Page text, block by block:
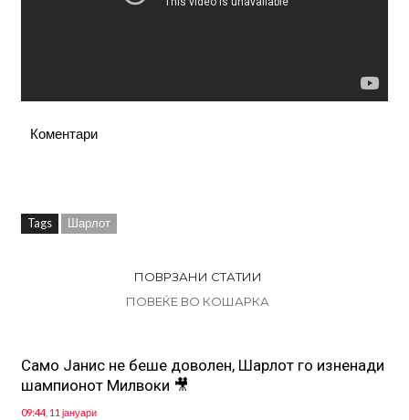
Коментари
Tags Шарлот
ПОВРЗАНИ СТАТИИ
ПОВЕЌЕ ВО КОШАРКА
Само Јанис не беше доволен, Шарлот го изненади
шампионот Милвоки 🎥
09:44, 11 јануари